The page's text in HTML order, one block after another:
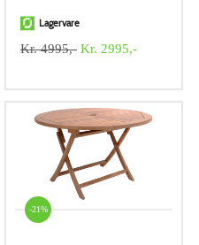
Lagervare
Kr. 4995,-Kr. 2995,-
-21%